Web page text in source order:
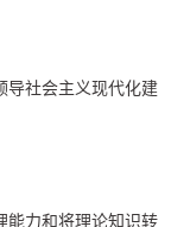
导社会主义现代化建
能力和将理论知识转